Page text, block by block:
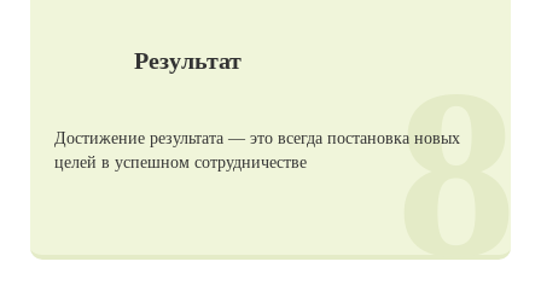
Результат
Достижение результата — это всегда постановка новых
целей в успешном сотрудничестве
8